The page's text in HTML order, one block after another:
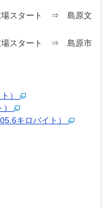
場スタート ⇒ 島原文
場スタート ⇒ 島原市
ト）
）
キロバイト）